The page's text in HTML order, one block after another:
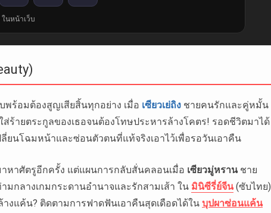
นหน้าเว็บ
พร้อมต้องสูญเสียสิ้นทุกอย่าง เมื่อ เซียวเย่ถิง ชายคนรักและคู่หมั้น
ร้ายตระกูลของเธอจนต้องโทษประหารล้างโคตร! รอดชีวิตมาได้
ยนโฉมหน้าและซ่อนตัวตนที่แท้จริงเอาไว้เพื่อรอวันเอาคืน
หาศัตรูอีกครั้ง แต่แผนการกลับสั่นคลอนเมื่อ เซียวมู่หรานชาย
กลางเกมกระดานอำนาจและรักสามเส้า ใน มินิซีรี่ย์จีน(ซับไทย)
งแค้น? ติดตามการฟาดฟันเอาคืนสุดเดือดได้ใน บุปผาซ่อนแค้น